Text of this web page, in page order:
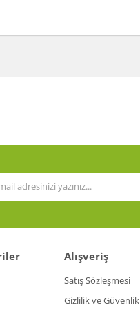
Alışveriş
Satış Sözleşmesi
Gizlilik ve Güvenlik